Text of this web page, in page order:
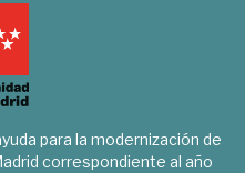
para la modernización de
correspondiente al año